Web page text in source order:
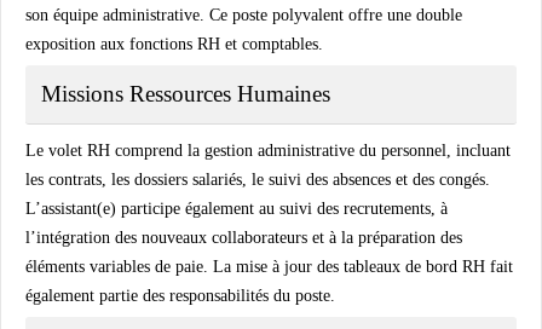
son équipe administrative. Ce poste polyvalent offre une double
exposition aux fonctions RH et comptables.
Missions Ressources Humaines
Le volet RH comprend la gestion administrative du personnel, incluant
les contrats, les dossiers salariés, le suivi des absences et des congés.
L’assistant(e) participe également au suivi des recrutements, à
l’intégration des nouveaux collaborateurs et à la préparation des
éléments variables de paie. La mise à jour des tableaux de bord RH fait
également partie des responsabilités du poste.